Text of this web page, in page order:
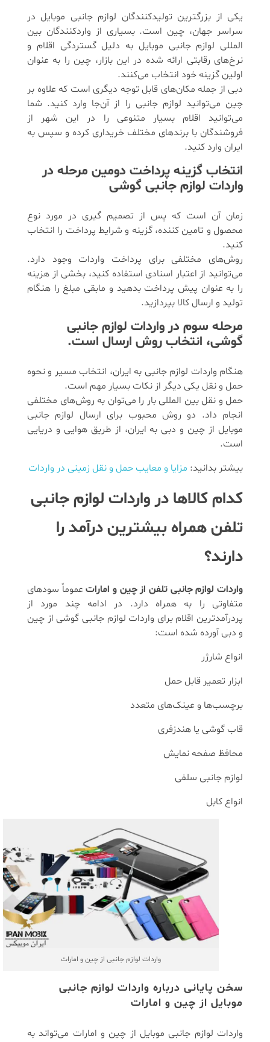
یکی از بزرگترین تولیدکنندگان لوازم جانبی موبایل در
سراسر جهان، چین است. بسیاری از واردکنندگان بین
المللی لوازم جانبی موبایل به دلیل گستردگی اقلام و
نرخ‌های رقابتی ارائه شده در این بازار، چین را به عنوان
اولین گزینه خود انتخاب می‌کنند.
دبی از جمله مکان‌های قابل توجه دیگری است که علاوه بر
چین می‌توانید لوازم جانبی را از آن‌جا وارد کنید. شما
می‌‌توانید اقلام بسیار متنوعی را در این شهر از
فروشندگان با برندهای مختلف خریداری کرده و سپس به
ایران وارد کنید.
انتخاب گزینه پرداخت دومین مرحله در
واردات لوازم جانبی گوشی
زمان آن است که پس از تصمیم گیری در مورد نوع
محصول و تامین کننده، گزینه و شرایط پرداخت را انتخاب
کنید.
روش‌های مختلفی برای پرداخت واردات وجود دارد.
می‌توانید از اعتبار اسنادی استفاده کنید، بخشی از هزینه
را به عنوان پیش پرداخت بدهید و مابقی مبلغ را هنگام
تولید و ارسال کالا بپردازید.
مرحله سوم در واردات لوازم جانبی
گوشی، انتخاب روش ارسال است.
هنگام واردات لوازم جانبی به ایران، انتخاب مسیر و نحوه
حمل و نقل یکی دیگر از نکات بسیار مهم است.
حمل و نقل بین المللی بار را می‌توان به روش‌های مختلفی
انجام داد. دو روش محبوب برای ارسال لوازم جانبی
موبایل از چین و دبی به ایران، از طریق هوایی و دریایی
است.
بیشتر بدانید: مزایا و معایب حمل و نقل زمینی در واردات
کدام کالاها در واردات لوازم جانبی
تلفن همراه بیشترین درآمد را
دارند؟
واردات لوازم جانبی تلفن از چین و اماراتعموماً سودهای
متفاوتی را به همراه دارد. در ادامه چند مورد از
پردرآمدترین اقلام برای واردات لوازم جانبی گوشی از چین
و دبی آورده شده است:
انواع شارژر
ابزار تعمیر قابل حمل
برچسب‌ها و عینک‌های متعدد
قاب گوشی یا هندزفری
محافظ صفحه نمایش
لوازم جانبی سلفی
انواع کابل
واردات لوازم جانبی از چین و امارات
سخن پایانی درباره واردات لوازم جانبی
موبایل از چین و امارات
واردات لوازم جانبی موبایل از چین و امارات می‌تواند به